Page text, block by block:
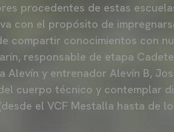
procedentes de estas
con el propósito de
compartir conocimientos con
responsable de etapa
Alevín y entrenador Alevín B,
cuerpo técnico y contemplar
el VCF Mestalla hasta de